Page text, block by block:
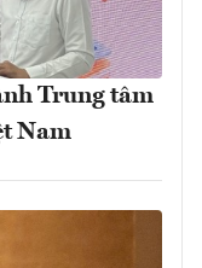
Trung tâm
Nam